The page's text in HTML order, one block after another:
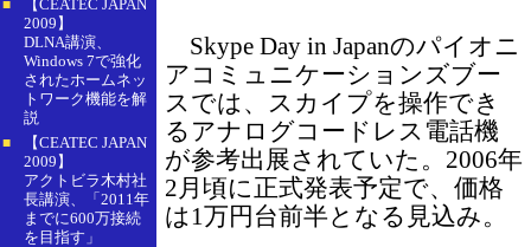
■
【CEATEC JAPAN
2009】
DLNA講演、
Windows 7で強化
されたホームネッ
トワーク機能を解
説
■
【CEATEC JAPAN
2009】
アクトビラ木村社
長講演、「2011年
までに600万接続
を目指す」
Skype Day in Japanのパイオニ
アコミュニケーションズブー
スでは、スカイプを操作でき
るアナログコードレス電話機
が参考出展されていた。2006年
2月頃に正式発表予定で、価格
は1万円台前半となる見込み。